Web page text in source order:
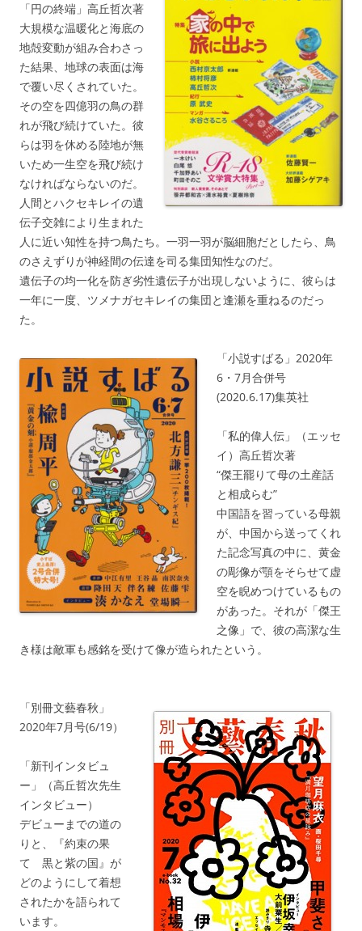
「円の終端」高丘哲次著
大規模な温暖化と海底の
地殻変動が組み合わさっ
た結果、地球の表面は海
で覆い尽くされていた。
その空を四億羽の鳥の群
れが飛び続けていた。彼
らは羽を休める陸地が無
いため一生空を飛び続け
なければならないのだ。
人間とハクセキレイの遺
伝子交雑により生まれた
人に近い知性を持つ鳥たち。一羽一羽が脳細胞だとしたら、鳥
のさえずりが神経間の伝達を司る集団知性なのだ。
遺伝子の均一化を防ぎ劣性遺伝子が出現しないように、彼らは
一年に一度、ツメナガセキレイの集団と逢瀬を重ねるのだっ
た。
「小説すばる」2020年
6・7月合併号
(2020.6.17)集英社
「私的偉人伝」（エッセ
イ）高丘哲次著
“傑王罷りて母の土産話
と相成らむ”
中国語を習っている母親
が、中国から送ってくれ
た記念写真の中に、黄金
の彫像が顎をそらせて虚
空を睨めつけているもの
があった。それが「傑王
之像」で、彼の高潔な生
き様は敵軍も感銘を受けて像が造られたという。
「別冊文藝春秋」
2020年7月号(6/19）
「新刊インタビュ
ー」（高丘哲次先生
インタビュー）
デビューまでの道の
りと、『約束の果
て 黒と紫の国』が
どのようにして着想
されたかを語られて
います。